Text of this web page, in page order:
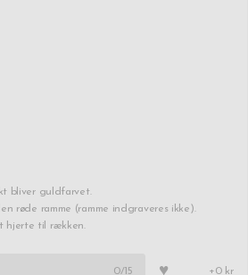
bliver guldfarvet.
røde ramme (ramme indgraveres ikke).
hjerte til rækken.
0/15 +0 kr